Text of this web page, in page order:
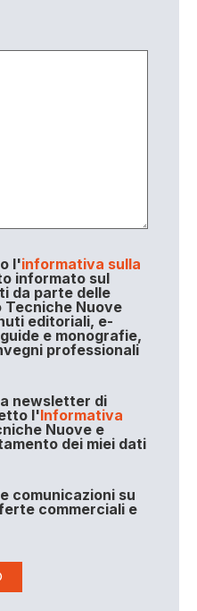
l'informativa sulla
informato sul
da parte delle
Tecniche Nuove
editoriali, e-
e monografie,
professionali
newsletter di
l'Informativa
Nuove e
dei miei dati
comunicazioni su
commerciali e